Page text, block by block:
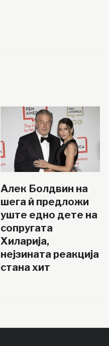
Алек Болдвин на
шега ѝ предложи
уште едно дете на
сопругата
Хиларија,
нејзината реакција
стана хит